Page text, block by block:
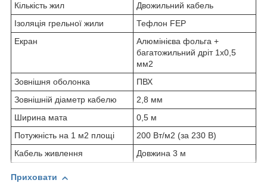
Кількість жил
Двожильний кабель
Ізоляція грельної жили
Тефлон FEP
Екран
Алюмінієва фольга +
багатожильний дріт 1х0,5
мм2
Зовнішня оболонка
ПВХ
Зовнішній діаметр кабелю
2,8 мм
Ширина мата
0,5 м
Потужність на 1 м2 площі 200 Вт/м2 (за 230 В)
Кабель живлення
Довжина 3 м
Приховати